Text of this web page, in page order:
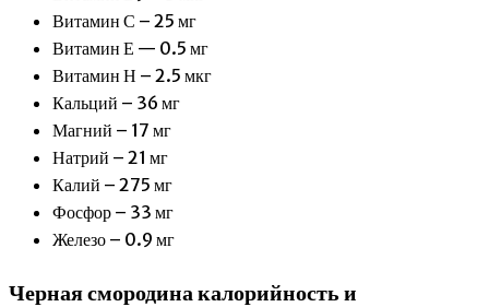
Витамин С – 25 мг
Витамин Е — 0.5 мг
Витамин Н – 2.5 мкг
Кальций – 36 мг
Магний – 17 мг
Натрий – 21 мг
Калий – 275 мг
Фосфор – 33 мг
Железо – 0.9 мг
Черная смородина калорийность и